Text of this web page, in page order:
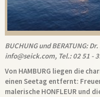
BUCHUNG und BERATUNG:
info@seick.com, Tel.: 02 51 -
Von HAMBURG liegen die
einen Seetag entfernt:
malerische HONFLEUR und